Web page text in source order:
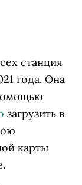
станция
года. Она
загрузить в
карты